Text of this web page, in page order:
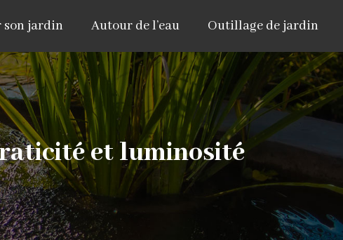
son jardin Autour de l’eau Outillage de jardin
et luminosité